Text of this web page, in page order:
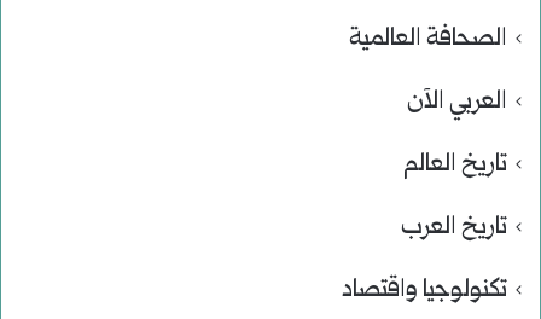
الصحافة العالمية
العربي الآن
تاريخ العالم
تاريخ العرب
تكنولوجيا واقتصاد